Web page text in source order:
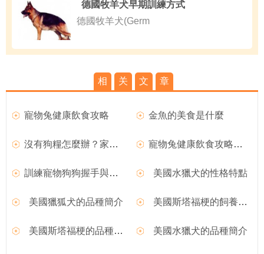
德國牧羊犬早期訓練方式
德國牧羊犬(Germ
相 关 文 章
寵物兔健康飲食攻略 金魚的美食是什麼
沒有狗糧怎麼辦？家有6美食可與狗狗分享 寵物兔健康飲食攻略小守則,如何飼養寵物兔的飲食攻略
訓練寵物狗狗握手與起立的方法,狗狗美食DIY 美國水獵犬的性格特點
美國獵狐犬的品種簡介 美國斯塔福梗的飼養要點
美國斯塔福梗的品種簡介 美國水獵犬的品種簡介